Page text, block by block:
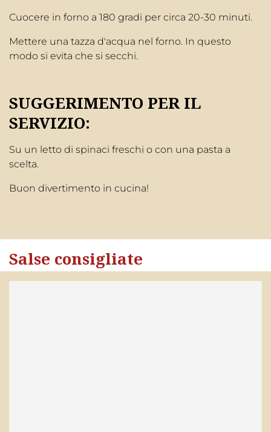
Cuocere in forno a 180 gradi per circa 20-30 minuti.
Mettere una tazza d'acqua nel forno. In questo
modo si evita che si secchi.
SUGGERIMENTO PER IL
SERVIZIO:
Su un letto di spinaci freschi o con una pasta a
scelta.
Buon divertimento in cucina!
Salse consigliate